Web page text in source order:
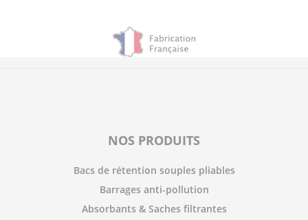
NOS PRODUITS
Bacs de rétention souples pliables
Barrages anti-pollution
Absorbants & Saches filtrantes